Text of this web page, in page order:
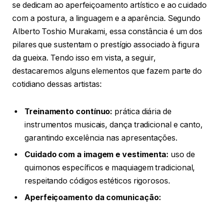
se dedicam ao aperfeiçoamento artístico e ao cuidado
com a postura, a linguagem e a aparência. Segundo
Alberto Toshio Murakami, essa constância é um dos
pilares que sustentam o prestígio associado à figura
da gueixa. Tendo isso em vista, a seguir,
destacaremos alguns elementos que fazem parte do
cotidiano dessas artistas:
Treinamento contínuo: prática diária de
instrumentos musicais, dança tradicional e canto,
garantindo excelência nas apresentações.
Cuidado com a imagem e vestimenta: uso de
quimonos específicos e maquiagem tradicional,
respeitando códigos estéticos rigorosos.
Aperfeiçoamento da comunicação: